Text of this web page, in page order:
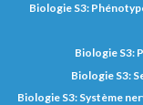
Biologie S3:
Biologie S3:
Biologie S3:
Biologie S3: Système